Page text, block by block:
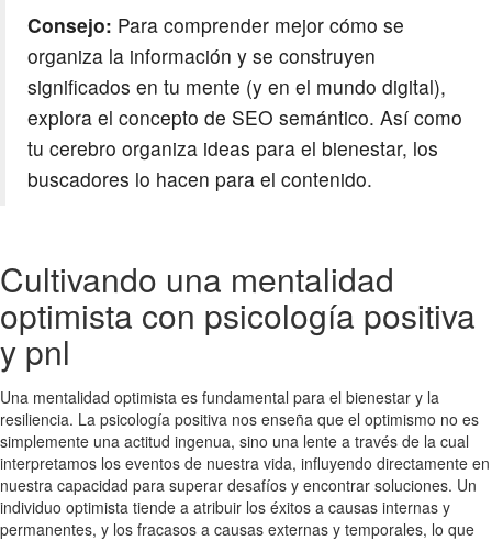
Consejo: Para comprender mejor cómo se
organiza la información y se construyen
significados en tu mente (y en el mundo digital),
explora el concepto de SEO semántico. Así como
tu cerebro organiza ideas para el bienestar, los
buscadores lo hacen para el contenido.
Cultivando una mentalidad
optimista con psicología positiva
y pnl
Una mentalidad optimista es fundamental para el bienestar y la
resiliencia. La psicología positiva nos enseña que el optimismo no es
simplemente una actitud ingenua, sino una lente a través de la cual
interpretamos los eventos de nuestra vida, influyendo directamente en
nuestra capacidad para superar desafíos y encontrar soluciones. Un
individuo optimista tiende a atribuir los éxitos a causas internas y
permanentes, y los fracasos a causas externas y temporales, lo que